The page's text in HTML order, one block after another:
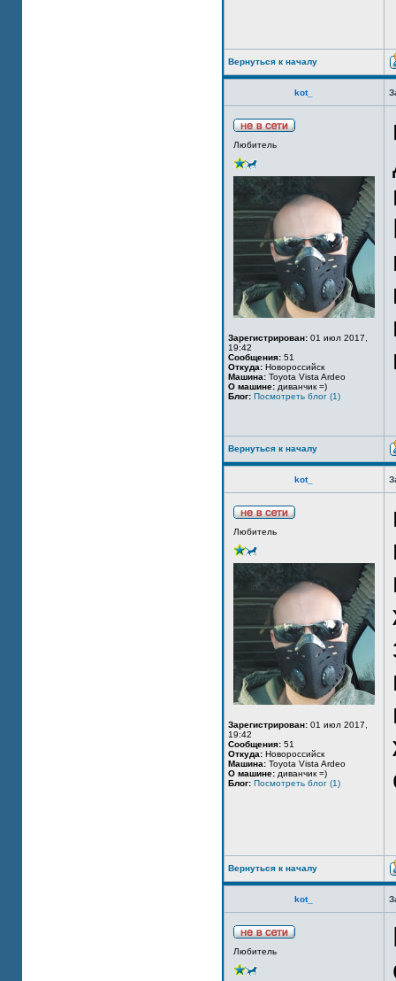
Вернуться к началу
kot_
Любитель
Зарегистрирован: 01 июл 2017,
19:42
Сообщения: 51
Откуда: Новороссийск
Машина: Toyota Vista Ardeo
О машине: диванчик =)
Блог: Посмотреть блог (1)
Вернуться к началу
kot_
Любитель
Зарегистрирован: 01 июл 2017,
19:42
Сообщения: 51
Откуда: Новороссийск
Машина: Toyota Vista Ardeo
О машине: диванчик =)
Блог: Посмотреть блог (1)
Вернуться к началу
kot_
Любитель